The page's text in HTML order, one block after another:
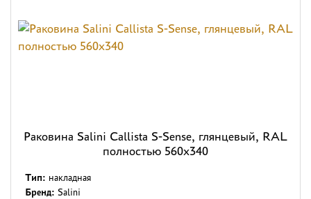
Раковина Salini Callista S-Sense, глянцевый, RAL
полностью 560x340
Тип: накладная
Бренд: Salini